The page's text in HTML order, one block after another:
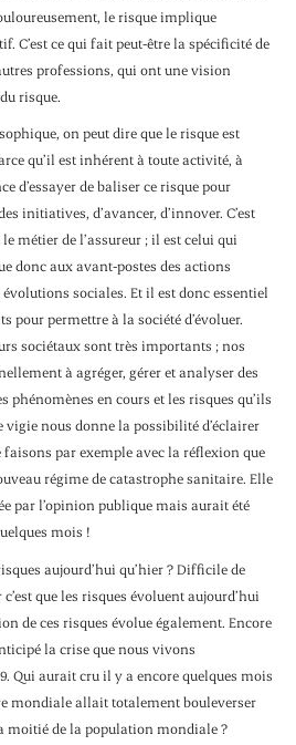
le risque implique
C’est ce qui fait peut-être la spécificité de
professions, qui ont une vision
risque.
on peut dire que le risque est
qu’il est inhérent à toute activité, à
d’essayer de baliser ce risque pour
initiatives, d’avancer, d’innover. C’est
métier de l’assureur ; il est celui qui
donc aux avant-postes des actions
sociales. Et il est donc essentiel
pour permettre à la société d’évoluer.
sociétaux sont très importants ; nos
à agréger, gérer et analyser des
phénomènes en cours et les risques qu’ils
nous donne la possibilité d’éclairer
faisons par exemple avec la réflexion que
régime de catastrophe sanitaire. Elle
par l’opinion publique mais aurait été
mois !
aujourd’hui qu’hier ? Difficile de
que les risques évoluent aujourd’hui
de ces risques évolue également. Encore
la crise que nous vivons
Qui aurait cru il y a encore quelques mois
mondiale allait totalement bouleverser
moitié de la population mondiale ?